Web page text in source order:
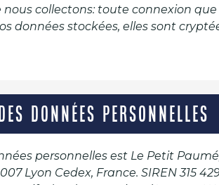
collectons: toute connexion
données stockées, elles sont
DONNÉES PERSONNELLES
personnelles est Le Petit
Lyon Cedex, France. SIREN 315